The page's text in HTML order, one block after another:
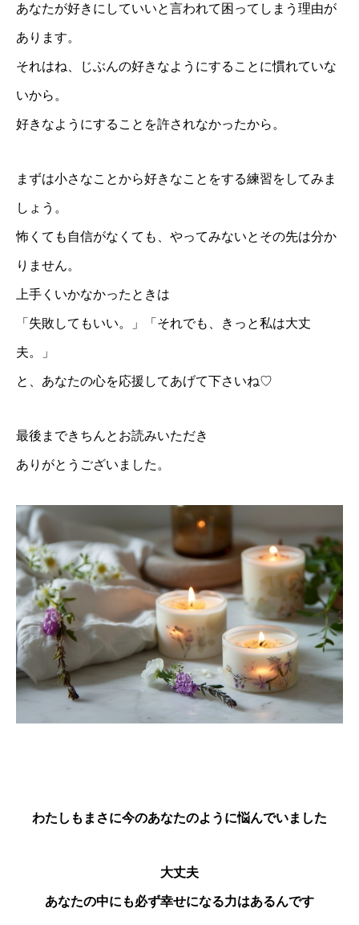
あなたが好きにしていいと言われて困ってしまう理由が
あります。
それはね、じぶんの好きなようにすることに慣れていな
いから。
好きなようにすることを許されなかったから。
まずは小さなことから好きなことをする練習をしてみま
しょう。
怖くても自信がなくても、やってみないとその先は分か
りません。
上手くいかなかったときは
「失敗してもいい。」「それでも、きっと私は大丈
夫。」
と、あなたの心を応援してあげて下さいね♡
最後まできちんとお読みいただき
ありがとうございました。
わたしもまさに今のあなたのように悩んでいました
大丈夫
あなたの中にも必ず幸せになる力はあるんです